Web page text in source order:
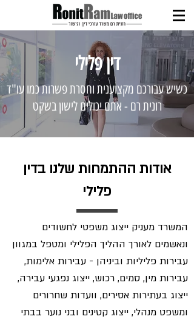
דין פלילי
כשיש עבורכם מקצוענית וחסרת פשרות כמו עו"ד
רונית רם - אתם יכולים לישון בשקט
אודות ההתמחות שלנו בדין
פלילי
המשרד מעניק ייצוג משפטי לחשודים
ונאשמים לאורך ההליך הפלילי ומטפל במגוון
עבירות פליליות וביניהן - עבירות אלימות,
עבירות מין, סמים, רכוש, ייצוג נפגעי עבירה,
ייצוג בעתירות אסירים, וועדות שחרורים
ומשפט מנהלי, ייצוג קטינים ובני נוער בבתי